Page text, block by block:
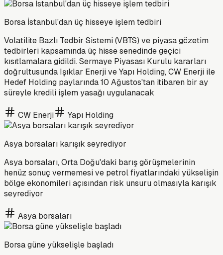
Borsa İstanbul'dan üç hisseye işlem tedbiri
Volatilite Bazlı Tedbir Sistemi (VBTS) ve piyasa gözetim
tedbirleri kapsamında üç hisse senedinde geçici
kısıtlamalara gidildi. Sermaye Piyasası Kurulu kararları
doğrultusunda Işıklar Enerji ve Yapı Holding, CW Enerji ile
Hedef Holding paylarında 10 Ağustos'tan itibaren bir ay
süreyle kredili işlem yasağı uygulanacak
CW Enerji Yapı Holding
Asya borsaları karışık seyrediyor
Asya borsaları, Orta Doğu'daki barış görüşmelerinin
henüz sonuç vermemesi ve petrol fiyatlarındaki yükselişin
bölge ekonomileri açısından risk unsuru olmasıyla karışık
seyrediyor
Asya borsaları
Borsa güne yükselişle başladı